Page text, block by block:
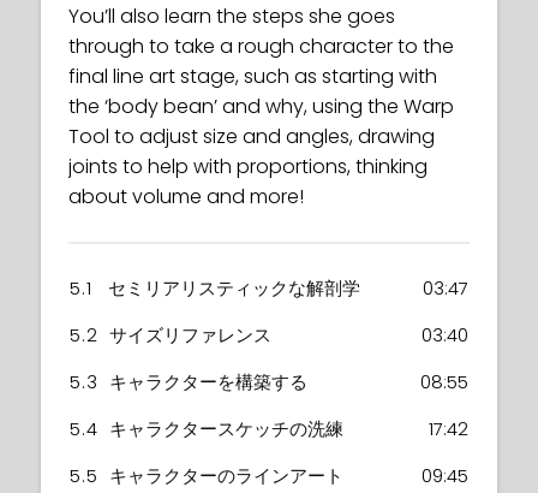
You’ll also learn the steps she goes
through to take a rough character to the
final line art stage, such as starting with
the ‘body bean’ and why, using the Warp
Tool to adjust size and angles, drawing
joints to help with proportions, thinking
about volume and more!
5.1 セミリアリスティックな解剖学
03:47
5.2 サイズリファレンス
03:40
5.3 キャラクターを構築する
08:55
5.4 キャラクタースケッチの洗練
17:42
5.5 キャラクターのラインアート
09:45